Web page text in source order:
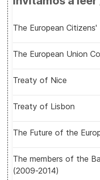
The European
The European Union
Treaty of Nice
Treaty of Lisbon
The Future of the
The members of the
(2009-2014)